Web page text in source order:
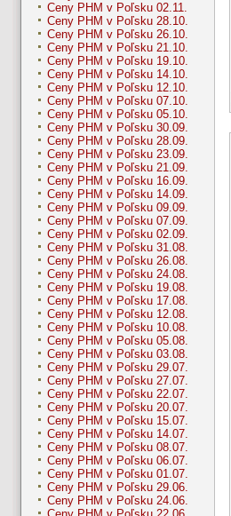
Ceny PHM v Poľsku 02.11.
Ceny PHM v Poľsku 28.10.
Ceny PHM v Poľsku 26.10.
Ceny PHM v Poľsku 21.10.
Ceny PHM v Poľsku 19.10.
Ceny PHM v Poľsku 14.10.
Ceny PHM v Poľsku 12.10.
Ceny PHM v Poľsku 07.10.
Ceny PHM v Poľsku 05.10.
Ceny PHM v Poľsku 30.09.
Ceny PHM v Poľsku 28.09.
Ceny PHM v Poľsku 23.09.
Ceny PHM v Poľsku 21.09.
Ceny PHM v Poľsku 16.09.
Ceny PHM v Poľsku 14.09.
Ceny PHM v Poľsku 09.09.
Ceny PHM v Poľsku 07.09.
Ceny PHM v Poľsku 02.09.
Ceny PHM v Poľsku 31.08.
Ceny PHM v Poľsku 26.08.
Ceny PHM v Poľsku 24.08.
Ceny PHM v Poľsku 19.08.
Ceny PHM v Poľsku 17.08.
Ceny PHM v Poľsku 12.08.
Ceny PHM v Poľsku 10.08.
Ceny PHM v Poľsku 05.08.
Ceny PHM v Poľsku 03.08.
Ceny PHM v Poľsku 29.07.
Ceny PHM v Poľsku 27.07.
Ceny PHM v Poľsku 22.07.
Ceny PHM v Poľsku 20.07.
Ceny PHM v Poľsku 15.07.
Ceny PHM v Poľsku 14.07.
Ceny PHM v Poľsku 08.07.
Ceny PHM v Poľsku 06.07.
Ceny PHM v Poľsku 01.07.
Ceny PHM v Poľsku 29.06.
Ceny PHM v Poľsku 24.06.